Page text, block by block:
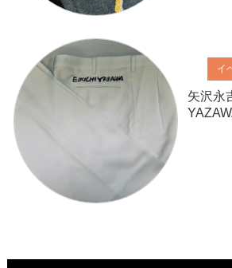
イ
矢沢永